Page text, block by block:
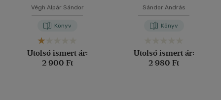
Végh Alpár Sándor
Könyv
Utolsó ismert ár:
2 900 Ft
Sándor András
Könyv
Utolsó ismert ár:
2 980 Ft